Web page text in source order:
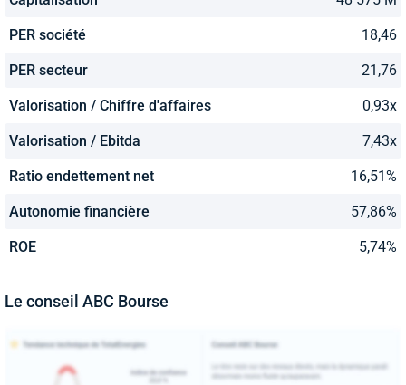
PER société 18,46
PER secteur 21,76
Valorisation / Chiffre d'affaires 0,93x
Valorisation / Ebitda 7,43x
Ratio endettement net 16,51%
Autonomie financière 57,86%
ROE 5,74%
Le conseil ABC Bourse